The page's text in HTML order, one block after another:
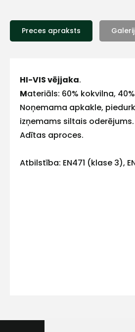
Preces apraksts
HI-VIS vējjaka.
Materiāls: 60% kokvilna, 40%
Noņemama apkakle,
izņemams siltais oderējums.
Adītas aproces.
Atbilstība: EN471 (klase 3),
pēc
ātrāk
E-